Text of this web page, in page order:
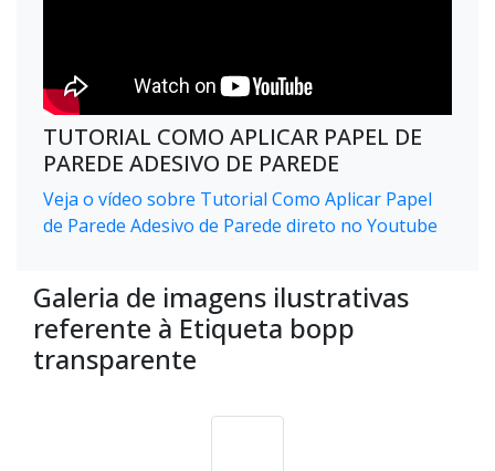
TUTORIAL COMO APLICAR PAPEL DE
PAREDE ADESIVO DE PAREDE
Veja o vídeo sobre Tutorial Como Aplicar Papel
de Parede Adesivo de Parede direto no Youtube
Galeria de imagens ilustrativas
referente à Etiqueta bopp
transparente